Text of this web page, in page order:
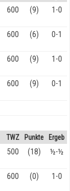
600 (9) 1-0
600 (6) 0-1
600 (9) 1-0
600 (9) 0-1
TWZ Punkte Ergeb
500 (18) ½-½
600 (0) 1-0